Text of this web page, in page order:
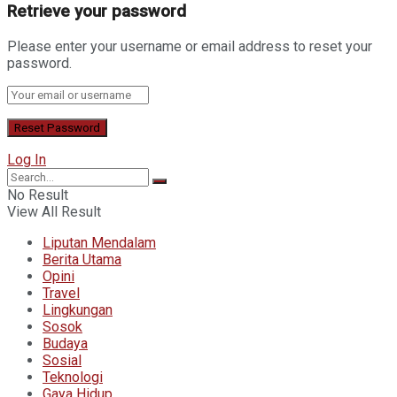
Retrieve your password
Please enter your username or email address to reset your
password.
Log In
No Result
View All Result
Liputan Mendalam
Berita Utama
Opini
Travel
Lingkungan
Sosok
Budaya
Sosial
Teknologi
Gaya Hidup